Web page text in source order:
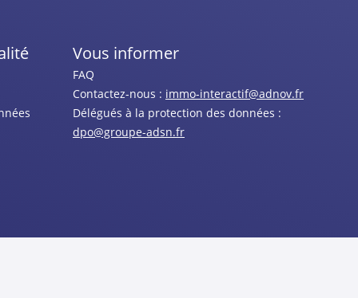
Vous informer
FAQ
Contactez-nous : immo-interactif@adnov.fr
Délégués à la protection des données :
dpo@groupe-adsn.fr